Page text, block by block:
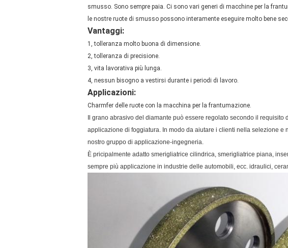
smusso. Sono sempre paia. Ci sono vari generi di macchine per la
le nostre ruote di smusso possono interamente eseguire molto bene
Vantaggi:
1, tolleranza molto buona di dimensione.
2, tolleranza di precisione.
3, vita lavorativa più lunga.
4, nessun bisogno a vestirsi durante i periodi di lavoro.
Applicazioni:
Charmfer delle ruote con la macchina per la frantumazione.
Il grano abrasivo del diamante può essere regolato secondo il
applicazione di foggiatura. In modo da aiutare i clienti nella selezione
nostro gruppo di applicazione-ingegneria.
È pricipalmente adatto smerigliatrice cilindrica, smerigliatrice piana,
sempre più applicazione in industrie delle automobili, ecc. idraulici,